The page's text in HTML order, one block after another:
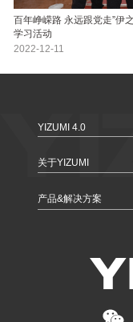
百年峥嵘路 永远跟党走”伊
学习活动
2022-12-11
YIZUMI 4.0
关于YIZUMI
产品&解决方案